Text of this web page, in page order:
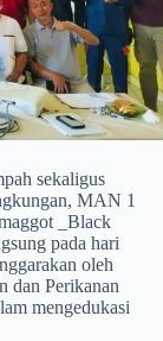
sekaligus
MAN 1
_Black
pada hari
oleh
dan Perikanan
mengedukasi